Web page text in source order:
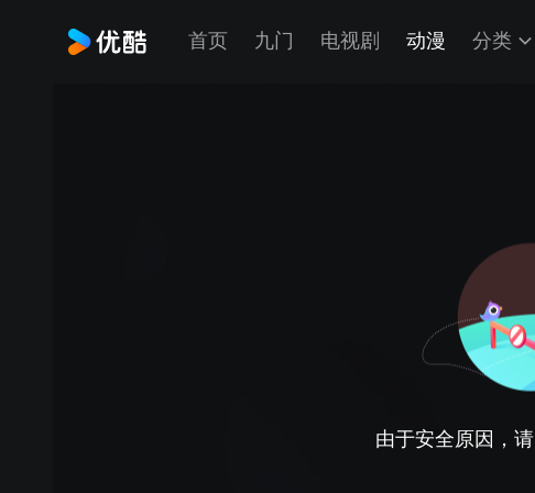
首页 九门 电视剧 动漫 分类
由于安全原因，请